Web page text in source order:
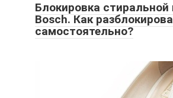
Блокировка
Bosch. Как
самостоятельно?